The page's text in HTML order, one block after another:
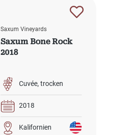
Saxum Vineyards
Saxum Bone Rock
2018
Cuvée trocken
2018
Kalifornien